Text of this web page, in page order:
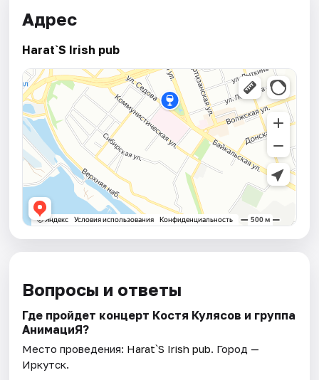
Адрес
Harat`S Irish pub
Вопросы и ответы
Где пройдет концерт Костя Кулясов и группа
АнимациЯ?
Место проведения: Harat`S Irish pub. Город —
Иркутск.